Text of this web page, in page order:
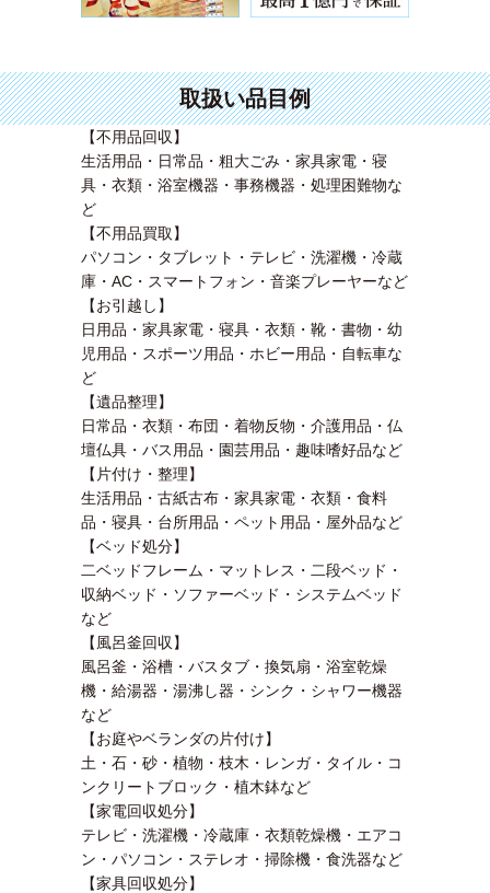
取扱い品目例
【不用品回収】
生活用品・日常品・粗大ごみ・家具家電・寝
具・衣類・浴室機器・事務機器・処理困難物な
ど
【不用品買取】
パソコン・タブレット・テレビ・洗濯機・冷蔵
庫・AC・スマートフォン・音楽プレーヤーなど
【お引越し】
日用品・家具家電・寝具・衣類・靴・書物・幼
児用品・スポーツ用品・ホビー用品・自転車な
ど
【遺品整理】
日常品・衣類・布団・着物反物・介護用品・仏
壇仏具・バス用品・園芸用品・趣味嗜好品など
【片付け・整理】
生活用品・古紙古布・家具家電・衣類・食料
品・寝具・台所用品・ペット用品・屋外品など
【ベッド処分】
二ベッドフレーム・マットレス・二段ベッド・
収納ベッド・ソファーベッド・システムベッド
など
【風呂釜回収】
風呂釜・浴槽・バスタブ・換気扇・浴室乾燥
機・給湯器・湯沸し器・シンク・シャワー機器
など
【お庭やベランダの片付け】
土・石・砂・植物・枝木・レンガ・タイル・コ
ンクリートブロック・植木鉢など
【家電回収処分】
テレビ・洗濯機・冷蔵庫・衣類乾燥機・エアコ
ン・パソコン・ステレオ・掃除機・食洗器など
【家具回収処分】